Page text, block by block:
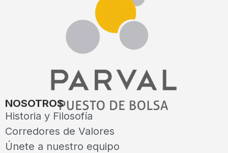
NOSOTROS
Historia y Filosofía
Corredores de Valores
Únete a nuestro equipo